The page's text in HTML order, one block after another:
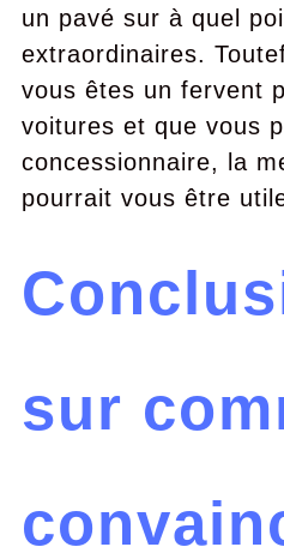
un pavé sur à quel
extraordinaires.
vous êtes un fervent
voitures et que vous
concessionnaire, la
pourrait vous être
sur